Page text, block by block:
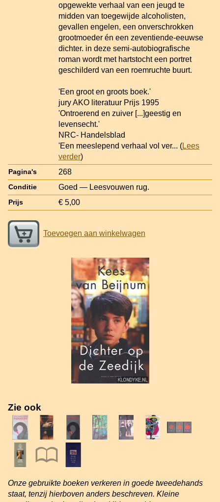
opgewekte verhaal van een jeugd te
midden van toegewijde alcoholisten,
gevallen engelen, een onverschrokken
grootmoeder én een zeventiende-eeuwse
dichter. in deze semi-autobiografische
roman wordt met hartstocht een portret
geschilderd van een roemruchte buurt.
'Een groot en groots boek.'
jury AKO literatuur Prijs 1995
'Ontroerend en zuiver [...]geestig en
levensecht.'
NRC- Handelsblad
'Een meeslepend verhaal vol ver... (Lees
verder)
Pagina's 268
Conditie Goed — Leesvouwen rug.
Prijs € 5,00
Toevoegen aan winkelwagen
Zie ook
Onze gebruikte boeken verkeren in goede tweedehands
staat, tenzij hierboven anders beschreven. Kleine